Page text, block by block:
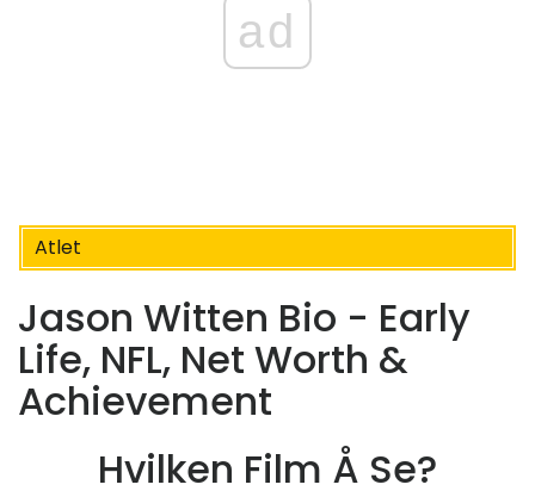
ad
Atlet
Jason Witten Bio - Early
Life, NFL, Net Worth &
Achievement
Hvilken Film Å Se?